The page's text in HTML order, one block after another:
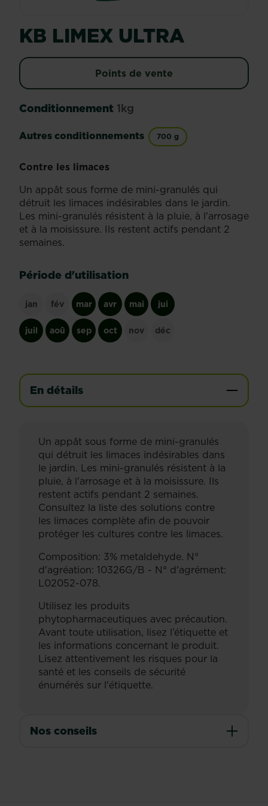
KB LIMEX ULTRA
Points de vente
Conditionnement 1kg
Autres conditionnements 700 g
Contre les limaces
Un appât sous forme de mini-granulés qui
détruit les limaces indésirables dans le jardin.
Les mini-granulés résistent à la pluie, à l'arrosage
et à la moisissure. Ils restent actifs pendant 2
semaines.
Période d'utilisation
jan fév mar avr mai jui
juil aoû sep oct nov déc
En détails
Un appât sous forme de mini-granulés
qui détruit les limaces indésirables dans
le jardin. Les mini-granulés résistent à la
pluie, à l'arrosage et à la moisissure. Ils
restent actifs pendant 2 semaines.
Consultez la liste des solutions contre
les limaces complète afin de pouvoir
protéger les cultures contre les limaces.
Composition: 3% metaldehyde. N°
d'agréation: 10326G/B - N° d'agrément:
L02052-078.
Utilisez les produits
phytopharmaceutiques avec précaution.
Avant toute utilisation, lisez l’étiquette et
les informations concernant le produit.
Lisez attentivement les risques pour la
santé et les conseils de sécurité
énumérés sur l'étiquette.
Nos conseils